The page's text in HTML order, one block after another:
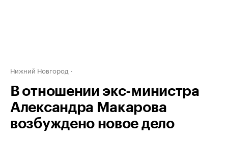
Нижний Новгород
В отношении экс-министра
Александра Макарова
возбуждено новое дело